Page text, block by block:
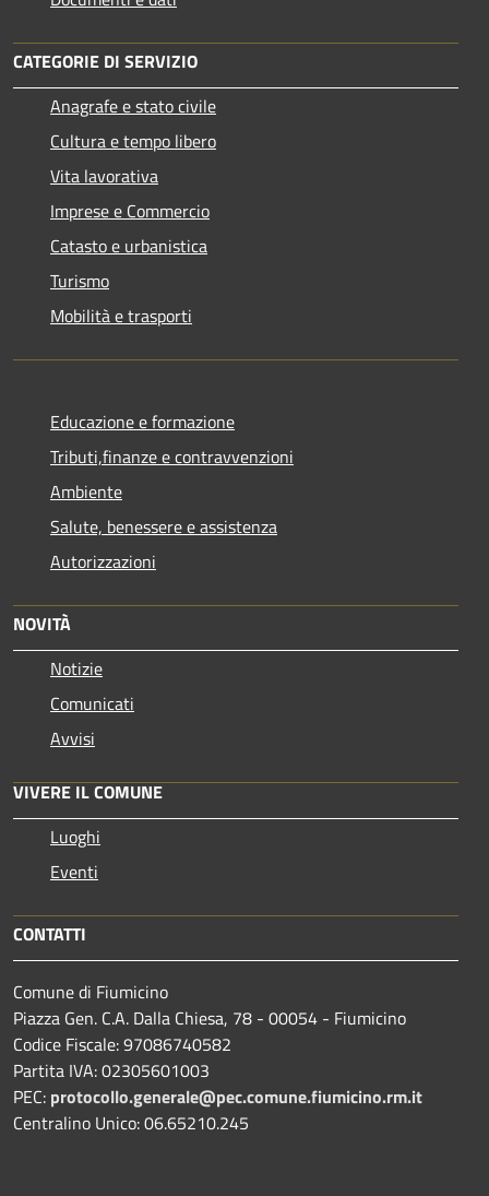
CATEGORIE DI SERVIZIO
Anagrafe e stato civile
Cultura e tempo libero
Vita lavorativa
Imprese e Commercio
Catasto e urbanistica
Turismo
Mobilità e trasporti
Educazione e formazione
Tributi,finanze e contravvenzioni
Ambiente
Salute, benessere e assistenza
Autorizzazioni
NOVITÀ
Notizie
Comunicati
Avvisi
VIVERE IL COMUNE
Luoghi
Eventi
CONTATTI
Comune di Fiumicino
Piazza Gen. C.A. Dalla Chiesa, 78 - 00054 - Fiumicino
Codice Fiscale: 97086740582
Partita IVA: 02305601003
PEC: protocollo.generale@pec.comune.fiumicino.rm.it
Centralino Unico: 06.65210.245